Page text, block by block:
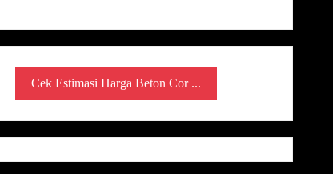
Cek Estimasi Harga Beton Cor ...